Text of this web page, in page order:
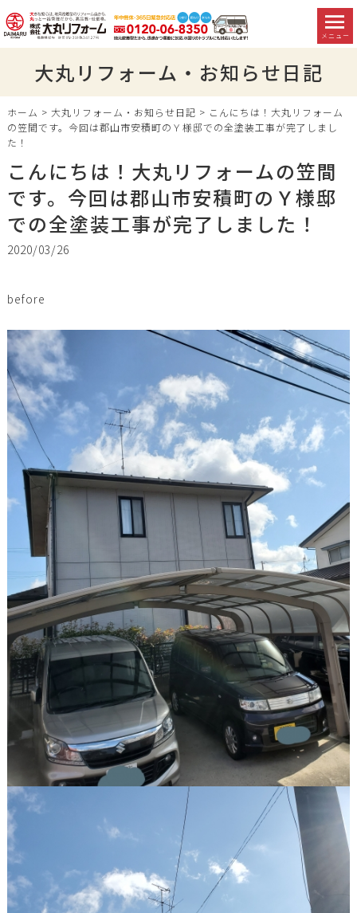
メニュー
大丸リフォーム・お知らせ日記
ホーム > 大丸リフォーム・お知らせ日記 > こんにちは！大丸リフォーム
の笠間です。今回は郡山市安積町のＹ様邸での全塗装工事が完了しまし
た！
こんにちは！大丸リフォームの笠間
です。今回は郡山市安積町のＹ様邸
での全塗装工事が完了しました！
2020/03/26
before